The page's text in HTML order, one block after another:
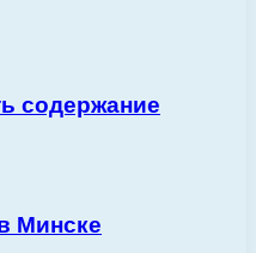
содержание
Минске